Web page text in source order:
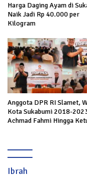
Harga Daging Ayam di
Naik Jadi Rp 40.000 per
Kilogram
Anggota DPR RI Slamet,
Kota Sukabumi 2018-
Achmad Fahmi Hingga
Sukabumi
Ibrah